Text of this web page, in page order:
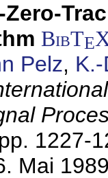
Zero-
BibTE
Pelz,
1227-
Mai